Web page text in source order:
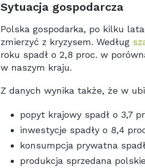
Sytuacja gospodarcza
Polska gospodarka, po kilku
zmierzyć z kryzysem. Według
roku spadł o 2,8 proc. w
w naszym kraju.
Z danych wynika także, że w
popyt krajowy spadł o 3,7
inwestycje spadły o 8,4
konsumpcja prywatna
produkcja sprzedana